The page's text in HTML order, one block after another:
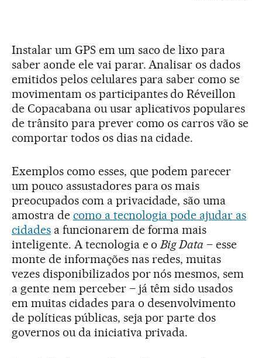
Instalar um GPS em um saco de lixo para
saber aonde ele vai parar. Analisar os dados
emitidos pelos celulares para saber como se
movimentam os participantes do Réveillon
de Copacabana ou usar aplicativos populares
de trânsito para prever como os carros vão se
comportar todos os dias na cidade.
Exemplos como esses, que podem parecer
um pouco assustadores para os mais
preocupados com a privacidade, são uma
amostra de como a tecnologia pode ajudar as
cidadesa funcionarem de forma mais
inteligente. A tecnologia e oBig Data – esse
monte de informações nas redes, muitas
vezes disponibilizados por nós mesmos, sem
a gente nem perceber – já têm sido usados
em muitas cidades para o desenvolvimento
de políticas públicas, seja por parte dos
governos ou da iniciativa privada.